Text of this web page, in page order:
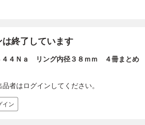
終了しています
４Ｎａ リング内径３８ｍｍ ４冊まとめ
者はログインしてください。
イン